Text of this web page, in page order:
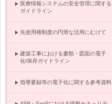
医療情報システムの安全管理に関する
ガイドライン
先使用権制度の円滑な活用にむけて
建築工事における書類・図面の電子
化/保存ガイドライン
指導要録等の電子化に関する参考資料